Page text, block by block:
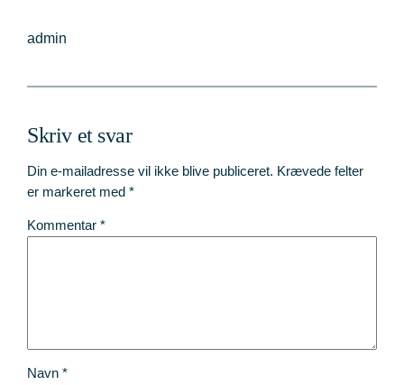
admin
Skriv et svar
Din e-mailadresse vil ikke blive publiceret. Krævede felter
er markeret med*
Kommentar*
Navn*